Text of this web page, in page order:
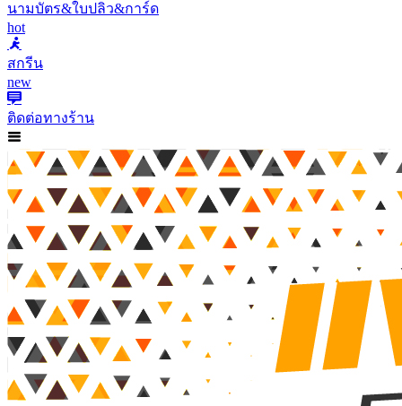
นามบัตร&ใบปลิว&การ์ด
hot
สกรีน
new
ติดต่อทางร้าน